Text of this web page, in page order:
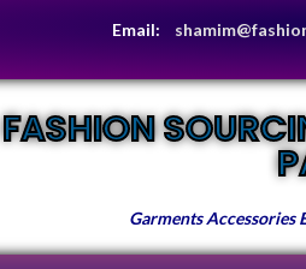
Email:
FASHION
Garments